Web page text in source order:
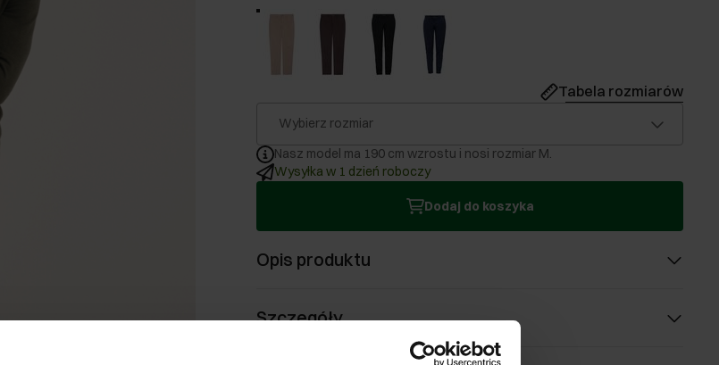
Tabela rozmiarów
Wybierz rozmiar
Nasz model ma 190 cm wzrostu i nosi rozmiar M.
Wysyłka w 1 dzień roboczy
Dodaj do koszyka
Opis produktu
Szczegóły